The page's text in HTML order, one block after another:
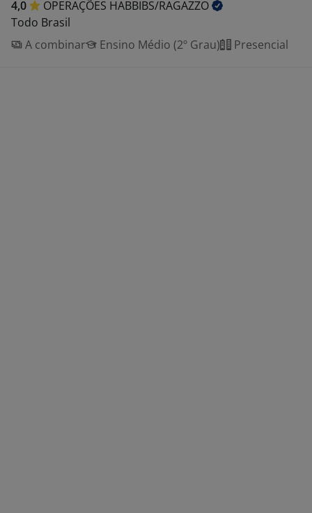
4,0 OPERAÇÕES HABBIBS/RAGAZZO
Todo Brasil
A combinar
Ensino Médio (2º Grau) Presencial